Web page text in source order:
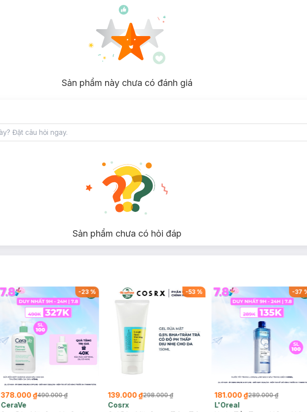
Sản phẩm này chưa có đánh giá
Sản phẩm chưa có hỏi đáp
-23%
378.000 ₫490.000 ₫
CeraVe
-53%
139.000 ₫298.000 ₫
Cosrx
-37
181.000 ₫289.000 ₫
L'Oreal